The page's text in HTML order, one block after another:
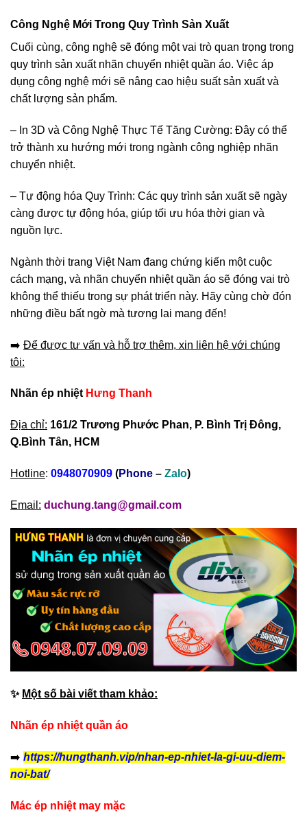
Công Nghệ Mới Trong Quy Trình Sản Xuất
Cuối cùng, công nghệ sẽ đóng một vai trò quan trọng trong
quy trình sản xuất nhãn chuyển nhiệt quần áo. Việc áp
dụng công nghệ mới sẽ nâng cao hiệu suất sản xuất và
chất lượng sản phẩm.
– In 3D và Công Nghệ Thực Tế Tăng Cường: Đây có thể
trở thành xu hướng mới trong ngành công nghiệp nhãn
chuyển nhiệt.
– Tự động hóa Quy Trình: Các quy trình sản xuất sẽ ngày
càng được tự động hóa, giúp tối ưu hóa thời gian và
nguồn lực.
Ngành thời trang Việt Nam đang chứng kiến một cuộc
cách mạng, và nhãn chuyển nhiệt quần áo sẽ đóng vai trò
không thể thiếu trong sự phát triển này. Hãy cùng chờ đón
những điều bất ngờ mà tương lai mang đến!
➡️ Để được tư vấn và hỗ trợ thêm, xin liên hệ với chúng
tôi:
Nhãn ép nhiệt Hưng Thanh
Địa chỉ: 161/2 Trương Phước Phan, P. Bình Trị Đông,
Q.Bình Tân, HCM
Hotline: 0948070909 (Phone – Zalo)
Email: duchung.tang@gmail.com
✨ Một số bài viết tham khảo:
Nhãn ép nhiệt quần áo
➡️ https://hungthanh.vip/nhan-ep-nhiet-la-gi-uu-diem-
noi-bat/
Mác ép nhiệt may mặc